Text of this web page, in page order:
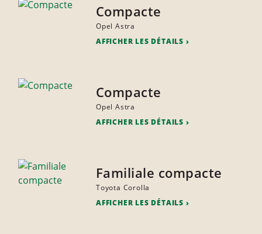
Compacte
Opel Astra
AFFICHER LES DÉTAILS
Compacte
Opel Astra
AFFICHER LES DÉTAILS
Familiale compacte
Toyota Corolla
AFFICHER LES DÉTAILS